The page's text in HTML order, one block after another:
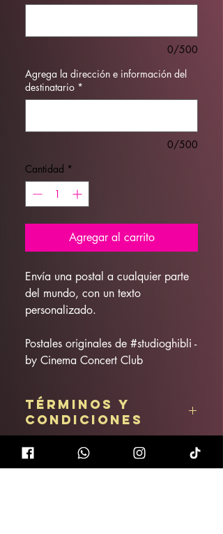
0/500
Agrega la dirección e información del
destinatario *
0/500
Cantidad *
Agregar al carrito
Envía una postal a cualquier parte
del mundo, con un texto
personalizado.
Postales originales de #studioghibli -
by Cinema Concert Club
Términos y
condiciones
Artículo no reembolsable